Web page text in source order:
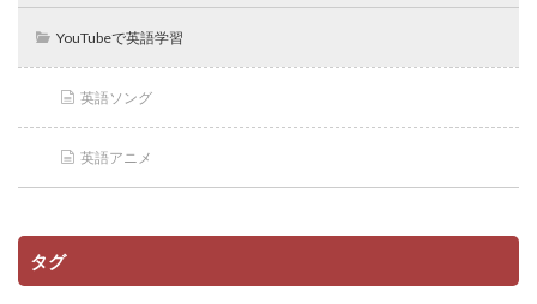
YouTubeで英語学習
英語ソング
英語アニメ
タグ